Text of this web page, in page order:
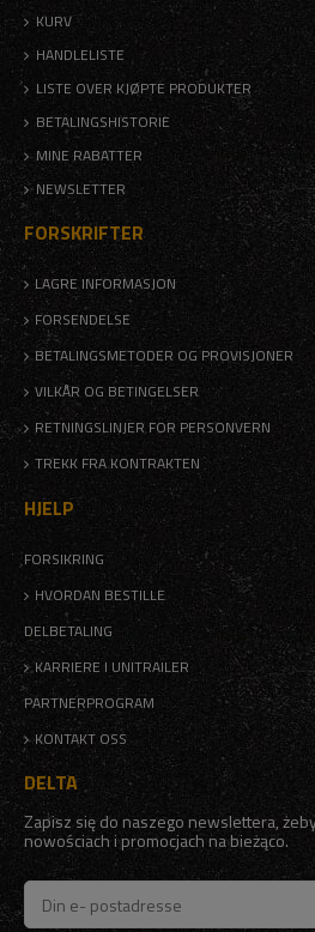
KURV
HANDLELISTE
LISTE OVER KJØPTE PRODUKTER
BETALINGSHISTORIE
MINE RABATTER
NEWSLETTER
FORSKRIFTER
LAGRE INFORMASJON
FORSENDELSE
BETALINGSMETODER OG PROVISJONER
VILKÅR OG BETINGELSER
RETNINGSLINJER FOR PERSONVERN
TREKK FRA KONTRAKTEN
HJELP
FORSIKRING
HVORDAN BESTILLE
DELBETALING
KARRIERE I UNITRAILER
PARTNERPROGRAM
KONTAKT OSS
DELTA
Zapisz się do naszego newslettera,
nowościach i promocjach na bieżąco.